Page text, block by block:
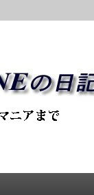
ティ
スキップ
スキップ